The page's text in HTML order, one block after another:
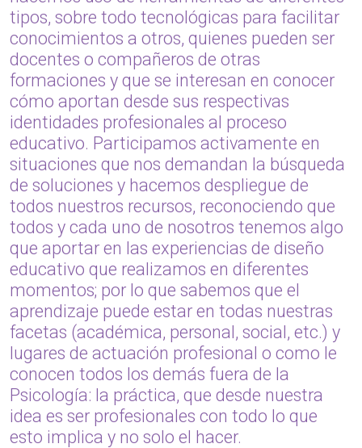
tipos, sobre todo tecnológicas para facilitar
conocimientos a otros, quienes pueden ser
docentes o compañeros de otras
formaciones y que se interesan en conocer
cómo aportan desde sus respectivas
identidades profesionales al proceso
educativo. Participamos activamente en
situaciones que nos demandan la búsqueda
de soluciones y hacemos despliegue de
todos nuestros recursos, reconociendo que
todos y cada uno de nosotros tenemos algo
que aportar en las experiencias de diseño
educativo que realizamos en diferentes
momentos; por lo que sabemos que el
aprendizaje puede estar en todas nuestras
facetas (académica, personal, social, etc.) y
lugares de actuación profesional o como le
conocen todos los demás fuera de la
Psicología: la práctica, que desde nuestra
idea es ser profesionales con todo lo que
esto implica y no solo el hacer.